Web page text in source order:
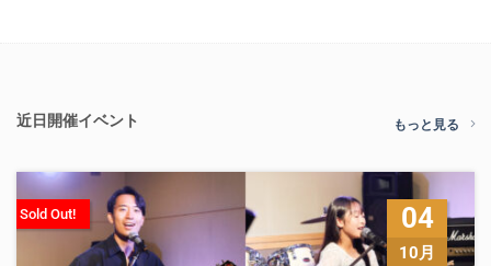
近日開催イベント もっと見る
04
10月
Sold Out!